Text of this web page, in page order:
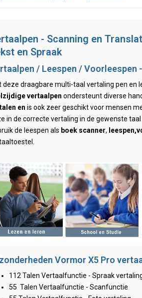
- Scanning en
en Spraak
/ Leespen / Voorleespen
deze draagbare multi-taal vertaling pen en
vertaalpen ondersteunt diverse
en is ook zeer geschikt voor mensen
in de correcte vertaling in de gewenste
de leespen als boek scanner, leespen,
Vormor X5 Pro
112 Talen Vertaalfunctie - Spraak
55 Talen Vertaalfunctie - Scanfunctie